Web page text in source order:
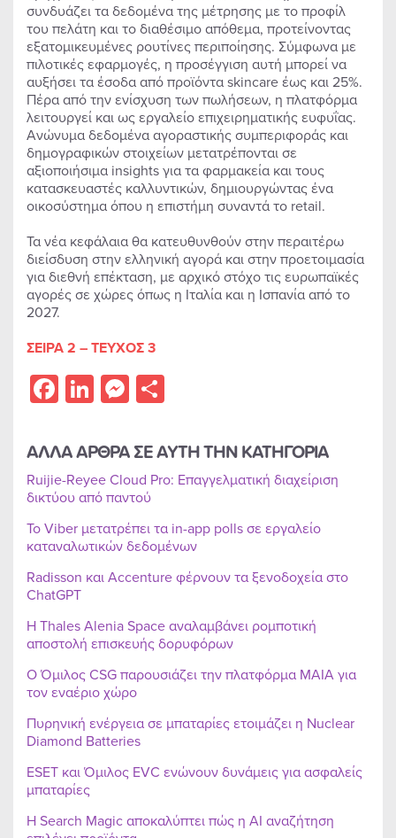
συνδυάζει τα δεδομένα της μέτρησης με το προφίλ
του πελάτη και το διαθέσιμο απόθεμα, προτείνοντας
εξατομικευμένες ρουτίνες περιποίησης. Σύμφωνα με
πιλοτικές εφαρμογές, η προσέγγιση αυτή μπορεί να
αυξήσει τα έσοδα από προϊόντα skincare έως και 25%.
Πέρα από την ενίσχυση των πωλήσεων, η πλατφόρμα
λειτουργεί και ως εργαλείο επιχειρηματικής ευφυΐας.
Ανώνυμα δεδομένα αγοραστικής συμπεριφοράς και
δημογραφικών στοιχείων μετατρέπονται σε
αξιοποιήσιμα insights για τα φαρμακεία και τους
κατασκευαστές καλλυντικών, δημιουργώντας ένα
οικοσύστημα όπου η επιστήμη συναντά το retail.
Τα νέα κεφάλαια θα κατευθυνθούν στην περαιτέρω
διείσδυση στην ελληνική αγορά και στην προετοιμασία
για διεθνή επέκταση, με αρχικό στόχο τις ευρωπαϊκές
αγορές σε χώρες όπως η Ιταλία και η Ισπανία από το
2027.
ΣΕΙΡΑ 2 – ΤΕΥΧΟΣ 3
Facebook
LinkedIn
Messenger
ΑΛΛΑ ΑΡΘΡΑ ΣΕ ΑΥΤΗ ΤΗΝ ΚΑΤΗΓΟΡΙΑ
Ruijie-Reyee Cloud Pro: Επαγγελματική διαχείριση
δικτύου από παντού
Το Viber μετατρέπει τα in-app polls σε εργαλείο
καταναλωτικών δεδομένων
Radisson και Accenture φέρνουν τα ξενοδοχεία στο
ChatGPT
Η Thales Alenia Space αναλαμβάνει ρομποτική
αποστολή επισκευής δορυφόρων
Ο Όμιλος CSG παρουσιάζει την πλατφόρμα MAIA για
τον εναέριο χώρο
Πυρηνική ενέργεια σε μπαταρίες ετοιμάζει η Nuclear
Diamond Batteries
ESET και Όμιλος EVC ενώνουν δυνάμεις για ασφαλείς
μπαταρίες
Η Search Magic αποκαλύπτει πώς η AI αναζήτηση